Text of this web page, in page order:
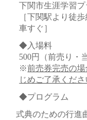
下関市生涯学習
［下関駅より徒
車すぐ］
◆入場料
500円（前売り・
※前売券完売の
じめご了承くださ
◆プログラム
式典のための行進